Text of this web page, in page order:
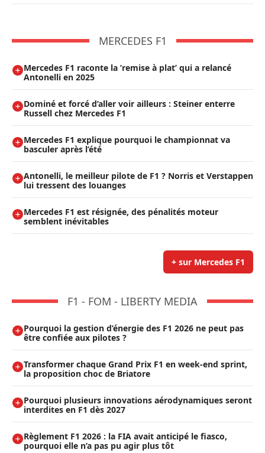
MERCEDES F1
Mercedes F1 raconte la ’remise à plat’ qui a relancé
Antonelli en 2025
Dominé et forcé d’aller voir ailleurs : Steiner enterre
Russell chez Mercedes F1
Mercedes F1 explique pourquoi le championnat va
basculer après l’été
Antonelli, le meilleur pilote de F1 ? Norris et Verstappen
lui tressent des louanges
Mercedes F1 est résignée, des pénalités moteur
semblent inévitables
+ sur Mercedes F1
F1 - FOM - LIBERTY MEDIA
Pourquoi la gestion d’énergie des F1 2026 ne peut pas
être confiée aux pilotes ?
Transformer chaque Grand Prix F1 en week-end sprint,
la proposition choc de Briatore
Pourquoi plusieurs innovations aérodynamiques seront
interdites en F1 dès 2027
Règlement F1 2026 : la FIA avait anticipé le fiasco,
pourquoi elle n’a pas pu agir plus tôt